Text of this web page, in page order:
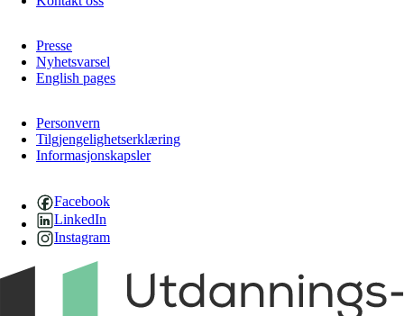
Presse
Nyhetsvarsel
English pages
Personvern
Tilgjengelighetserklæring
Informasjonskapsler
Facebook
LinkedIn
Instagram